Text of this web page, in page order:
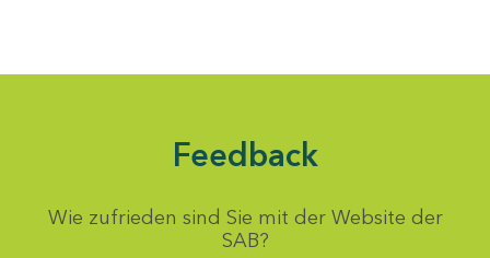
Feedback
Wie zufrieden sind Sie mit der Website der
SAB?